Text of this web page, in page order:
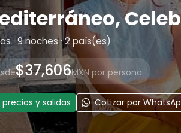
· 9 noches · 2 país(es)
$37,606MXN por persona
precios y salidas Cotizar por